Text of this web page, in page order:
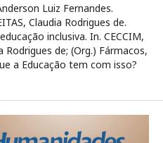
Luiz Fernandes.
Claudia Rodrigues de.
inclusiva. In. CECCIM,
Rodrigues de; (Org.) Fármacos,
a Educação tem com isso?